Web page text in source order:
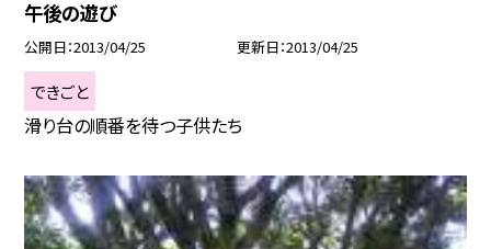
午後の遊び
公開日 2013/04/25 更新日 2013/04/25
できごと
滑り台の順番を待つ子供たち